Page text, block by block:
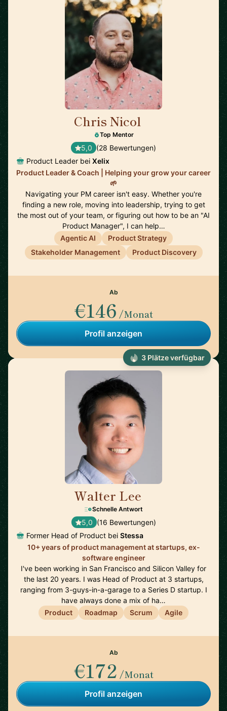
Chris Nicol
Top Mentor
5,0 (28 Bewertungen)
Product Leader bei Xelix
Product Leader & Coach | Helping your grow your career
🌱
Navigating your PM career isn't easy. Whether you're
finding a new role, moving into leadership, trying to get
the most out of your team, or figuring out how to be an "AI
Product Manager", I can help…
Agentic AI
Product Strategy
Stakeholder Management
Product Discovery
Ab
€146 /Monat
Profil anzeigen
Walter Lee
Schnelle Antwort
5,0 (16 Bewertungen)
Former Head of Product bei Stessa
10+ years of product management at startups, ex-
software engineer
I've been working in San Francisco and Silicon Valley for
the last 20 years. I was Head of Product at 3 startups,
ranging from 3-guys-in-a-garage to a Series D startup. I
have always done a mix of ha…
Product
Roadmap Scrum Agile
Ab
€172 /Monat
Profil anzeigen
3 Plätze verfügbar